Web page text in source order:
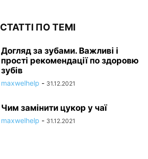
СТАТТІ ПО ТЕМІ
Догляд за зубами. Важливі і
прості рекомендації по здоровю
зубів
maxwelhelp - 31.12.2021
Чим замінити цукор у чаї
maxwelhelp - 31.12.2021